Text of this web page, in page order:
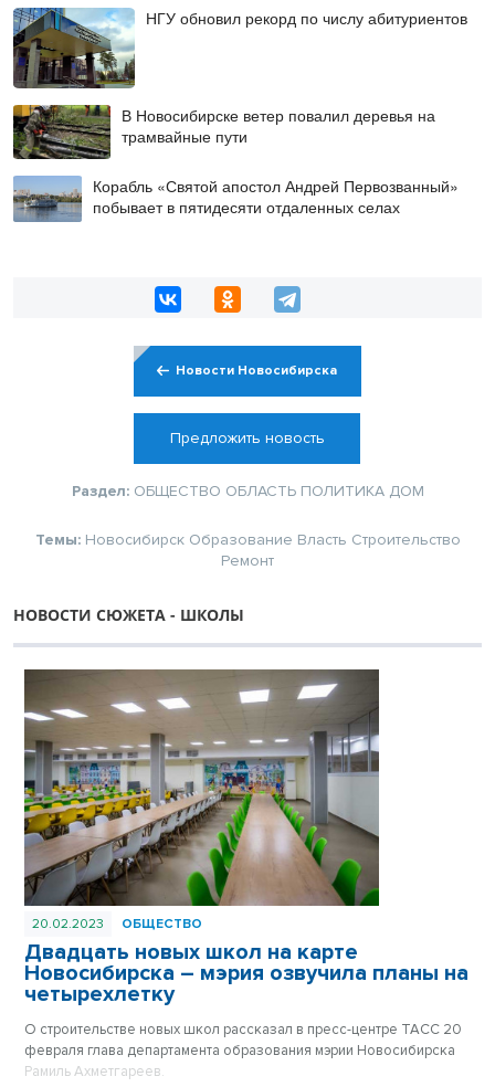
НГУ обновил рекорд по числу абитуриентов
В Новосибирске ветер повалил деревья на
трамвайные пути
Корабль «Святой апостол Андрей Первозванный»
побывает в пятидесяти отдаленных селах
Новости Новосибирска
Предложить новость
Раздел: ОБЩЕСТВО ОБЛАСТЬ ПОЛИТИКА ДОМ
Темы: Новосибирск Образование Власть Строительство
Ремонт
НОВОСТИ СЮЖЕТА - ШКОЛЫ
20.02.2023 ОБЩЕСТВО
Двадцать новых школ на карте
Новосибирска – мэрия озвучила планы на
четырехлетку
О строительстве новых школ рассказал в пресс-центре ТАСС 20
февраля глава департамента образования мэрии Новосибирска
Рамиль Ахметгареев.